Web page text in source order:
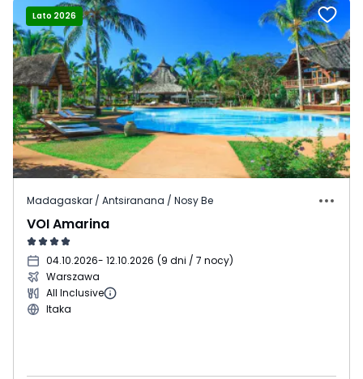
Lato 2026
Madagaskar / Antsiranana / Nosy Be
VOI Amarina
04.10.2026- 12.10.2026 (9 dni / 7 nocy)
Warszawa
All Inclusive
Itaka